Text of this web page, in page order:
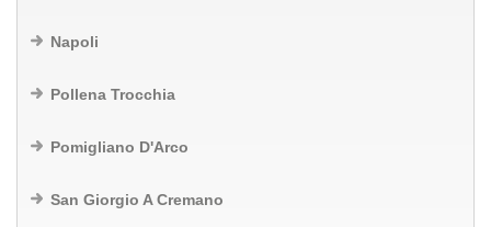
Napoli
Pollena Trocchia
Pomigliano D'Arco
San Giorgio A Cremano